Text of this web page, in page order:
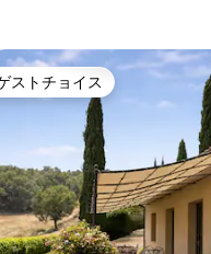
ゲストチョイス
ストチョイス